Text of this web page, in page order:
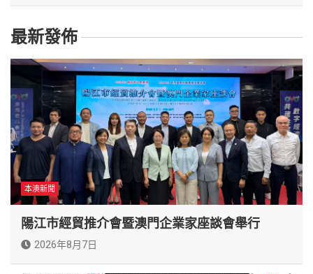
最新發佈
本澳新聞
陽江市經貿推介會暨澳門企業家座談會舉行
2026年8月7日